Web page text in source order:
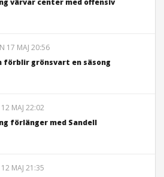
värvar center med offensiv
17 MAJ 20:56
förblir grönsvart en säsong
12 MAJ 22:02
förlänger med Sandell
12 MAJ 21:35